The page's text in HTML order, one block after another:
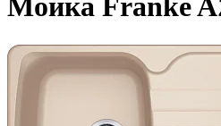
Мойка Franke